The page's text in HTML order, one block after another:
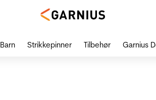
Barn Strikkepinner Tilbehør Garnius